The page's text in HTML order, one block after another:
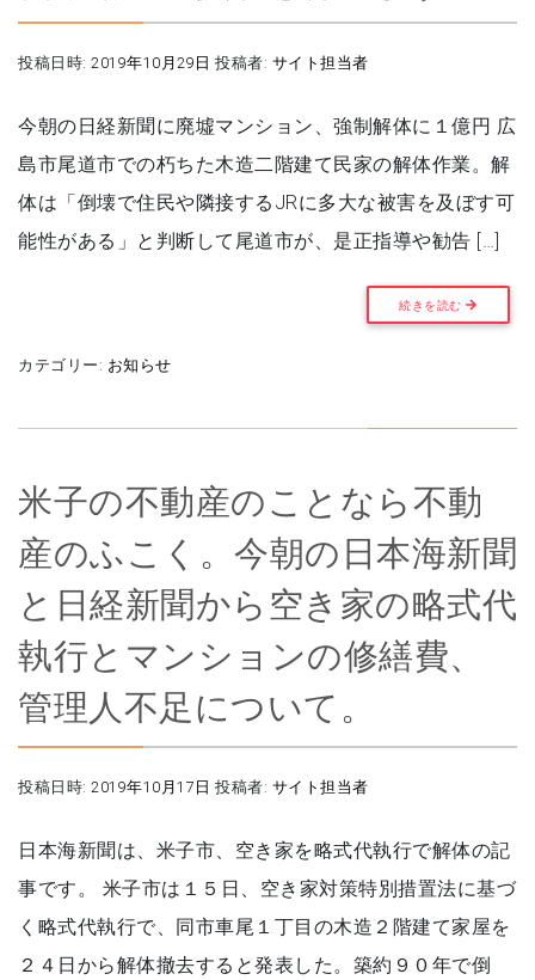
投稿日時: 2019年10月29日 投稿者: サイト担当者
今朝の日経新聞に廃墟マンション、強制解体に１億円 広
島市尾道市での朽ちた木造二階建て民家の解体作業。解
体は「倒壊で住民や隣接するJRに多大な被害を及ぼす可
能性がある」と判断して尾道市が、是正指導や勧告 […]
続きを読む
カテゴリー: お知らせ
米子の不動産のことなら不動
産のふこく。今朝の日本海新聞
と日経新聞から空き家の略式代
執行とマンションの修繕費、
管理人不足について。
投稿日時: 2019年10月17日 投稿者: サイト担当者
日本海新聞は、米子市、空き家を略式代執行で解体の記
事です。 米子市は１５日、空き家対策特別措置法に基づ
く略式代執行で、同市車尾１丁目の木造２階建て家屋を
２４日から解体撤去すると発表した。築約９０年で倒